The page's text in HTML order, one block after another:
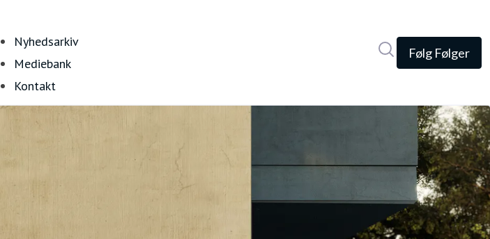
Nyhedsarkiv
Mediebank
Kontakt
Følg Følger